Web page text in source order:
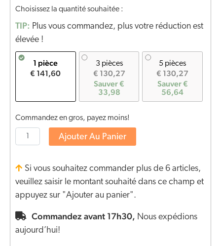
Choisissez la quantité souhaitée :
TIP: Plus vous commandez, plus votre réduction est
élevée !
1 pièce
€ 141,60
3 pièces
€ 130,27
Sauver €
33,98
5 pièces
€ 130,27
Sauver €
56,64
Commandez en gros, payez moins!
Ajouter Au Panier
Si vous souhaitez commander plus de 6 articles,
veuillez saisir le montant souhaité dans ce champ et
appuyez sur "Ajouter au panier".
Commandez avant 17h30, Nous expédions
aujourd’hui!